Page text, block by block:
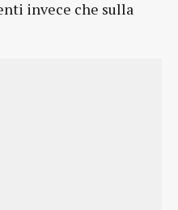
invece che sulla